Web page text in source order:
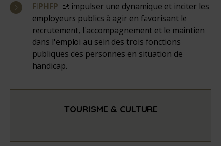
FIPHFP
: impulser une dynamique et inciter les
employeurs publics à agir en favorisant le
recrutement, l'accompagnement et le maintien
dans l'emploi au sein des trois fonctions
publiques des personnes en situation de
handicap.
TOURISME & CULTURE